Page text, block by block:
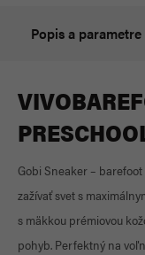
Popis a parametre
Gobi Sneaker –
zažívať svet s
s mäkkou prémiovou
pohyb. Perfektný na